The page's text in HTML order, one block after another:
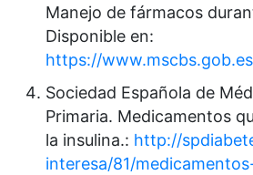
Manejo de fármacos
Disponible en:
https://
Sociedad Española de
Primaria. Medicamentos
la insulina.: http://
interesa/81/